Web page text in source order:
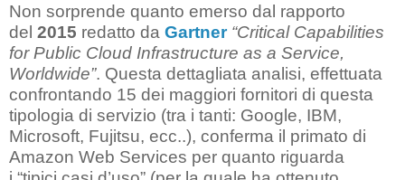
Non sorprende quanto emerso dal rapporto
del 2015 redatto da Gartner “Critical Capabilities
for Public Cloud Infrastructure as a Service,
Worldwide”. Questa dettagliata analisi, effettuata
confrontando 15 dei maggiori fornitori di questa
tipologia di servizio (tra i tanti: Google, IBM,
Microsoft, Fujitsu, ecc..), conferma il primato di
Amazon Web Services per quanto riguarda